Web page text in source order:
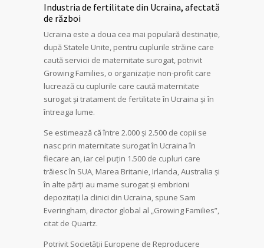
Industria de fertilitate din Ucraina, afectată
de război
Ucraina este a doua cea mai populară destinație,
după Statele Unite, pentru cuplurile străine care
caută servicii de maternitate surogat, potrivit
Growing Families, o organizație non-profit care
lucrează cu cuplurile care caută maternitate
surogat și tratament de fertilitate în Ucraina și în
întreaga lume.
Se estimează că între 2.000 și 2.500 de copii se
nasc prin maternitate surogat în Ucraina în
fiecare an, iar cel puțin 1.500 de cupluri care
trăiesc în SUA, Marea Britanie, Irlanda, Australia și
în alte părți au mame surogat și embrioni
depozitați la clinici din Ucraina, spune Sam
Everingham, director global al „Growing Families”,
citat de Quartz.
Potrivit Societății Europene de Reproducere